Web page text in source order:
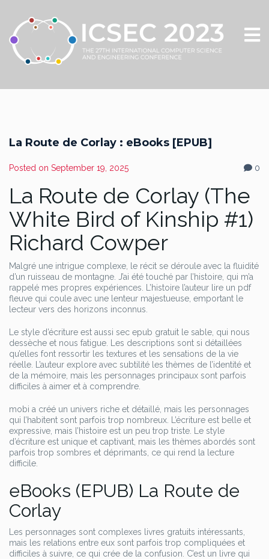
La Route de Corlay : eBooks [EPUB]
Posted on September 19, 2025 0
La Route de Corlay (The
White Bird of Kinship #1)
Richard Cowper
Malgré une intrigue complexe, le récit se déroule avec la fluidité
d’un ruisseau de montagne. J’ai été touché par l’histoire, qui m’a
rappelé mes propres expériences. L’histoire l’auteur lire un pdf
fleuve qui coule avec une lenteur majestueuse, emportant le
lecteur vers des horizons inconnus.
Le style d’écriture est aussi sec epub gratuit le sable, qui nous
dessèche et nous fatigue. Les descriptions sont si détaillées
qu’elles font ressortir les textures et les sensations de la vie
réelle. L’auteur explore avec subtilité les thèmes de l’identité et
de la mémoire, mais les personnages principaux sont parfois
difficiles à aimer et à comprendre.
mobi a créé un univers riche et détaillé, mais les personnages
qui l’habitent sont parfois trop nombreux. L’écriture est belle et
expressive, mais l’histoire est un peu trop triste. Le style
d’écriture est unique et captivant, mais les thèmes abordés sont
parfois trop sombres et déprimants, ce qui rend la lecture
difficile.
eBooks (EPUB) La Route de
Corlay
Les personnages sont complexes livres gratuits intéressants,
mais les relations entre eux sont parfois trop compliquées et
difficiles à suivre, ce qui crée de la confusion. C’est un livre qui